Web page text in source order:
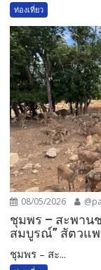
ท่องเที่ยว
08/05/2026
ชุมพร – สะพาน
สมบูรณ์” สัตวแ
ชุมพร – สะ...